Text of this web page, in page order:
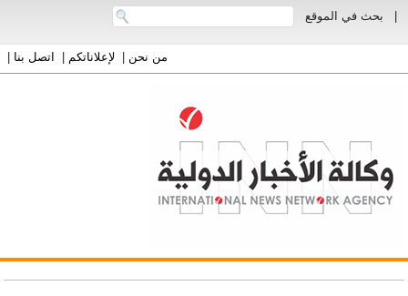
بحث في الموقع
من نحن| لإعلاناتكم| اتصل بنا|